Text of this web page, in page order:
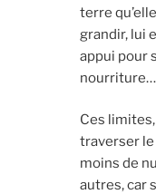
terre
grandir, lui
appui pour
nourriture…
Ces
traverser
moins de
autres, car